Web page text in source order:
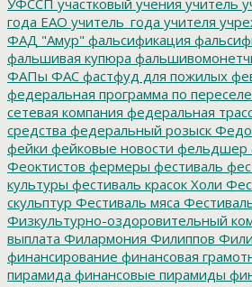
года ЕАО учитель_года учителя
ФАД "Амур" фальсификация
фальшивая купюра
ФАПы ФАС фастфуд для пожилых
федеральная программа по
сетевая компания федеральная
средства федеральный розыск
фейки фейковые новости фельдшер
Феоктистов фермеры фестиваль
культуры фестиваль красок Холи
скульптур Фестиваль мяса
Физкультурно-оздоровительный
выплата Филармония Филиппов
финансирование финансовая
пирамида финансовые пирамиды